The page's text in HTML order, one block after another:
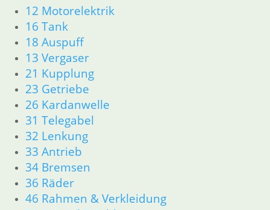
12 Motorelektrik
16 Tank
18 Auspuff
13 Vergaser
21 Kupplung
23 Getriebe
26 Kardanwelle
31 Telegabel
32 Lenkung
33 Antrieb
34 Bremsen
36 Räder
46 Rahmen & Verkleidung
18 Auspuff
21 Kupplung
23 Getriebe
26 Kardanwelle
31 Telegabel
33 Antrieb
32 Lenkung
34 Bremsen
36 Räder
46 Rahmen & Verkleidung
51 Spiegel & Schlösser
52 Sitzbank
61 Fahrzeugelektrik
62 Instrumente
63 Scheinwerfer